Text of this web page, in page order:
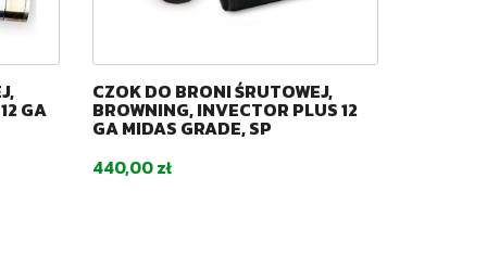
GA
CZOK DO BRONI ŚRUTOWEJ,
BROWNING, INVECTOR PLUS 12
GA MIDAS GRADE, SP
Cena
440,00 zł